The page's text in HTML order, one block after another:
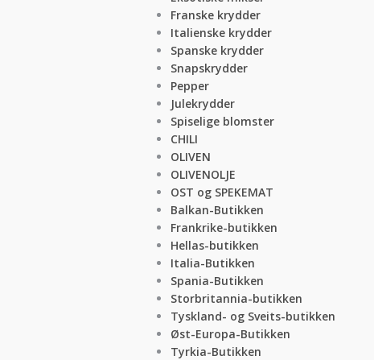
Franske krydder
Italienske krydder
Spanske krydder
Snapskrydder
Pepper
Julekrydder
Spiselige blomster
CHILI
OLIVEN
OLIVENOLJE
OST og SPEKEMAT
Balkan-Butikken
Frankrike-butikken
Hellas-butikken
Italia-Butikken
Spania-Butikken
Storbritannia-butikken
Tyskland- og Sveits-butikken
Øst-Europa-Butikken
Tyrkia-Butikken